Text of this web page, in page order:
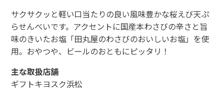
サクサクッと軽い口当たりの良い風味豊かな桜えび天ぷ
らせんべいです。アクセントに国産本わさびの辛さと旨
味のきいたお塩「田丸屋のわさびのおいしいお塩」を使
用。おやつや、ビールのおともにピッタリ！
主な取扱店舗
ギフトキヨスク浜松